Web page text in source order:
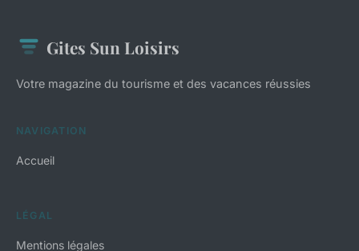
Gites Sun Loisirs
Votre magazine du tourisme et des vacances réussies
NAVIGATION
Accueil
LÉGAL
Mentions légales